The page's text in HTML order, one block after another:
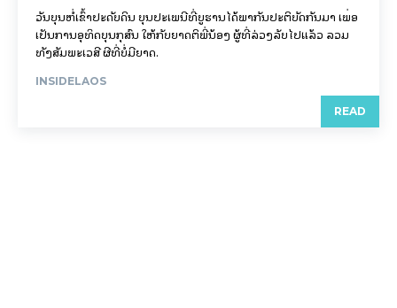
ວັນບຸນຫໍ່ເຂົ້າປະດັບດິນ ບຸນປະເພນີທີ່ບູຮານໄດ້ພາກັນປະຕິບັດກັນມາ ເພື່ອ
ເປັນການອຸທິດບຸນກຸສົນ ໃຫ້ກັບຍາດຕິພີ່ນ້ອງ ຜູ້ທີ່ລ່ວງລັບໄປແລ້ວ ລວມ
ທັງສັມພະເວສີ ຜີທີ່ບໍ່ມີຍາດ.
INSIDELAOS
READ